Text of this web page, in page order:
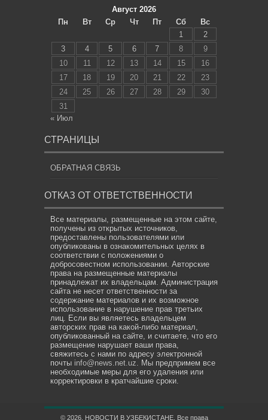
Август 2026
Пн
Вт Ср Чт Пт Сб
Вс
1
2
3
4 5 6 7 8
9
10
11 12 13 14 15
16
17
18 19 20 21 22
23
24
25 26 27 28 29
30
31
« Июл
СТРАНИЦЫ
ОБРАТНАЯ СВЯЗЬ
ОТКАЗ ОТ ОТВЕТСТВЕННОСТИ
Все материалы, размещенные на этом сайте,
получены из открытых источников,
предоставлены пользователями или
опубликованы в ознакомительных целях в
соответствии с положениями о
добросовестном использовании. Авторские
права на размещенные материалы
принадлежат их владельцам. Администрация
сайта не несет ответственности за
содержание материалов и их возможное
использование в нарушение прав третьих
лиц. Если вы являетесь владельцем
авторских прав на какой-либо материал,
опубликованный на сайте, и считаете, что его
размещение нарушает ваши права,
свяжитесь с нами по адресу электронной
почты info@news.net.uz. Мы предпримем все
необходимые меры для его удаления или
корректировки в кратчайшие сроки.
© 2026. НОВОСТИ В УЗБЕКИСТАНЕ. Все права